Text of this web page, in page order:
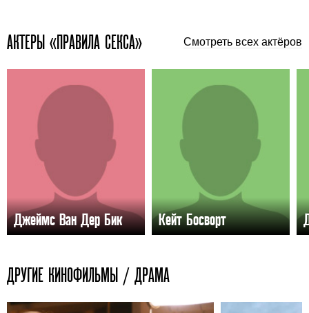
АКТЕРЫ «ПРАВИЛА СЕКСА» Смотреть всех актёров
Джеймс Ван Дер Бик Кейт Босворт
ДРУГИЕ КИНОФИЛЬМЫ / ДРАМА